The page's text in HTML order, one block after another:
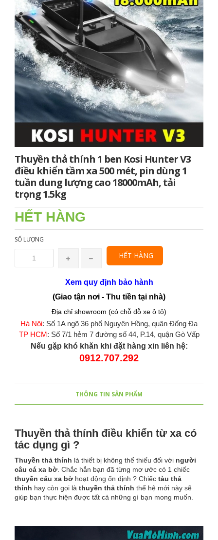
Thuyền thả thính 1 ben Kosi Hunter V3
điều khiển tầm xa 500 mét, pin dùng 1
tuần dung lượng cao 18000mAh, tải
trọng 1.5kg
HẾT HÀNG
SỐ LƯỢNG
HẾT HÀNG
Xem quy định bảo hành
(Giao tận nơi - Thu tiền tại nhà)
Địa chỉ showroom (có chỗ đỗ xe ô tô)
Hà Nội: Số 1A ngõ 36 phố Nguyên Hồng, quận Đống Đa
TP HCM : Số 7/1 hẻm 7 đường số 44, P.14, quận Gò Vấp
Nếu gặp khó khăn khi đặt hàng xin liên hệ:
0912.707.292
THÔNG TIN SẢN PHẨM
Thuyền thả thính điều khiển từ xa có
tác dụng gì ?
Thuyền thả thính là thiết bị không thể thiếu đối vời người
câu cá xa bờ. Chắc hẳn bạn đã từng mơ ước có 1 chiếc
thuyền câu xa bờ hoạt động ổn định ? Chiếc tàu thả
thính hay còn gọi là thuyền thả thính thế hệ mới này sẽ
giúp bạn thực hiện được tất cả những gì bạn mong muốn.